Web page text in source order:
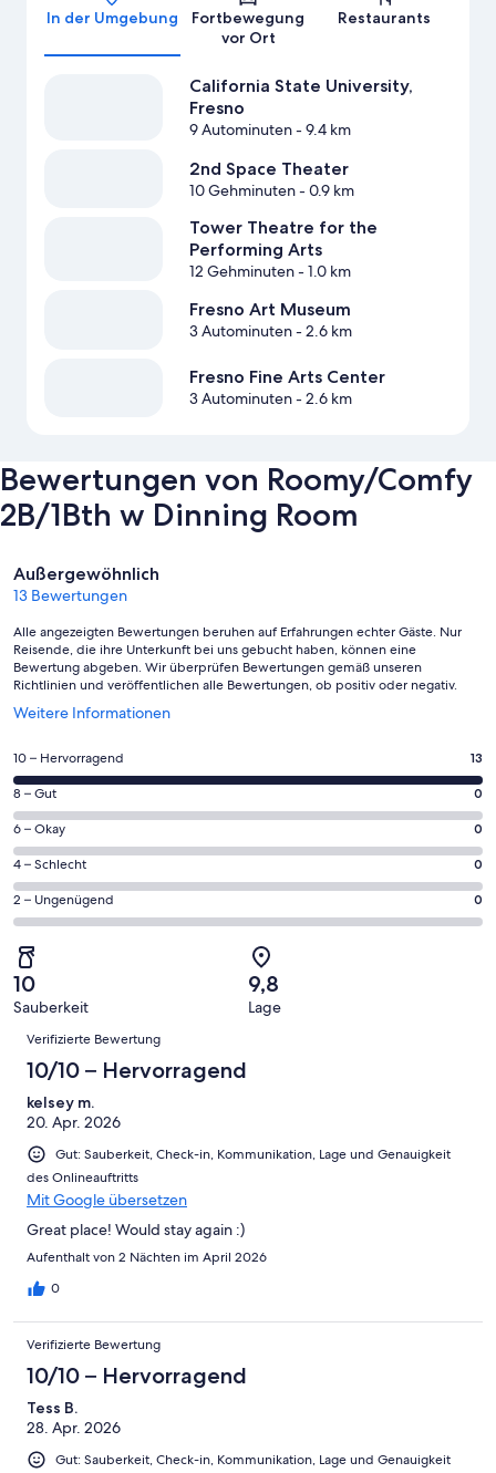
In der Umgebung
Fortbewegung
vor Ort
Restaurants
California State University,
Fresno
9 Autominuten- 9.4 km
2nd Space Theater
10 Gehminuten- 0.9 km
Tower Theatre for the
Performing Arts
12 Gehminuten- 1.0 km
Fresno Art Museum
3 Autominuten- 2.6 km
Fresno Fine Arts Center
3 Autominuten- 2.6 km
Bewertungen von Roomy/Comfy
2B/1Bth w Dinning Room
Bewertungen
Außergewöhnlich
13 Bewertungen
Alle angezeigten Bewertungen beruhen auf Erfahrungen echter Gäste. Nur
Reisende, die ihre Unterkunft bei uns gebucht haben, können eine
Bewertung abgeben. Wir überprüfen Bewertungen gemäß unseren
Richtlinien und veröffentlichen alle Bewertungen, ob positiv oder negativ.
Weitere Informationen
Wird
einem
neuen
Fenster
geöffnet
13
von
insgesamt
13
Gästebewertungen
haben
eine
Bewertung
von
10
-
Hervorragend
10 – Hervorragend 13
0
von
insgesamt
13
Gästebewertungen
haben
Bewertung
von
8
Gut
8 – Gut 0
0
von
insgesamt
13
Gästebewertungen
haben
eine
Bewertung
von
Okay
6 – Okay 0
0
von
insgesamt
Gästebewertungen
haben
eine
Schlecht
4 – Schlecht 0
0
von
insgesamt
13
Gästebewertungen
haben
eine
Bewertung
Ungenügend
2 – Ungenügend 0
10
Sauberkeit
9,8
Lage
Bewertungen
Verifizierte Bewertung
10/10 – Hervorragend
kelsey m.
20. Apr. 2026
Gut: Sauberkeit, Check-in, Kommunikation, Lage und Genauigkeit
des Onlineauftritts
Mit Google übersetzen
Great place! Would stay again :)
Aufenthalt von 2 Nächten im April 2026
0
Verifizierte Bewertung
10/10 – Hervorragend
Tess B.
28. Apr. 2026
Gut: Sauberkeit, Check-in, Kommunikation, Lage und Genauigkeit